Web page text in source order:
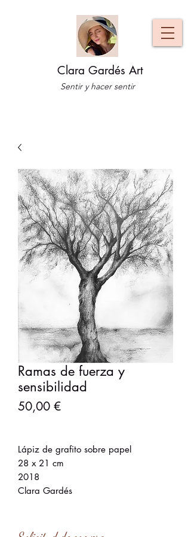
Clara Gardés Art
Sentir y hacer sentir
Ramas de fuerza y
sensibilidad
50,00 €Precio
Lápiz de grafito sobre papel
28 x 21 cm
2018
Clara Gardés